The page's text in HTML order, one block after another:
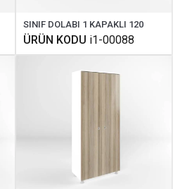
SINIF DOLABI 1 KAPAKLI 120
ÜRÜN KODU i1-00088